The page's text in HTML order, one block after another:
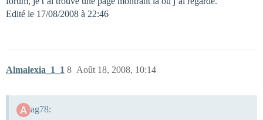
Edité le 17/08/2008 à 22:46
Almalexia_1_1 Août 18, 2008, 10:14
8
ag78: